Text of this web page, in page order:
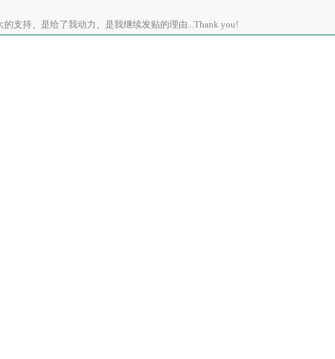
的支持、是给了我动力、是我继续发贴的理由...Thank you!